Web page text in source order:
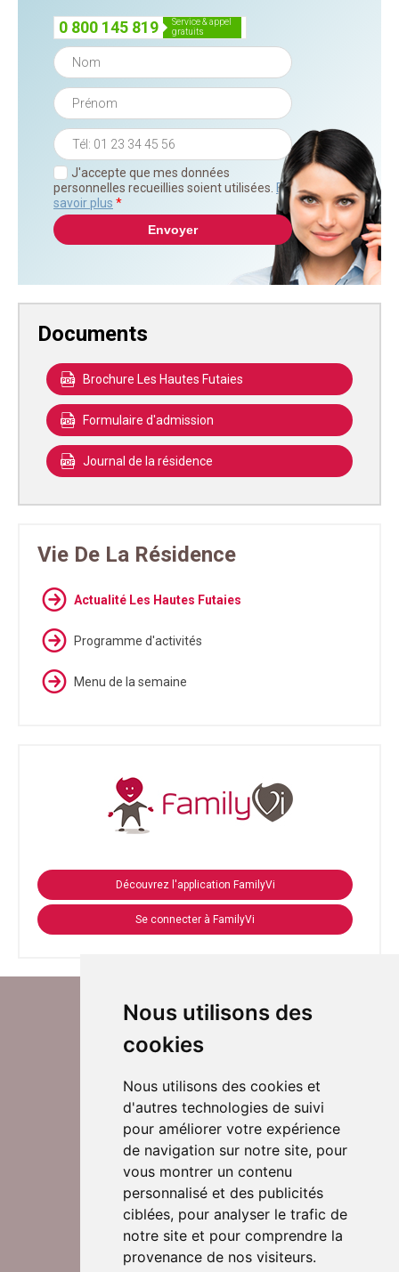
Nous utilisons des
cookies
Nous utilisons des cookies et
d'autres technologies de suivi
pour améliorer votre expérience
de navigation sur notre site, pour
vous montrer un contenu
personnalisé et des publicités
ciblées, pour analyser le trafic de
notre site et pour comprendre la
provenance de nos visiteurs.
0 800 145 819
service & appel
gratuits
J'accepte que mes données
personnelles recueillies soient utilisées. En
savoir plus *
Documents
Brochure Les Hautes Futaies
Formulaire d'admission
Journal de la résidence
Vie De La Résidence
Actualité Les Hautes Futaies
Programme d'activités
Menu de la semaine
Découvrez l'application FamilyVi
Se connecter à FamilyVi
Suivez-nous sur Twitter
Rejoignez nos équipes
Nous contacter